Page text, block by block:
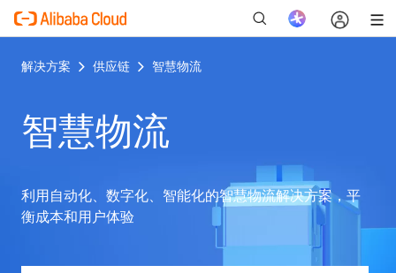
解决方案 供应链 智慧物流
智慧物流
利用自动化、数字化、智能化的智慧物流解决方案，平
衡成本和用户体验